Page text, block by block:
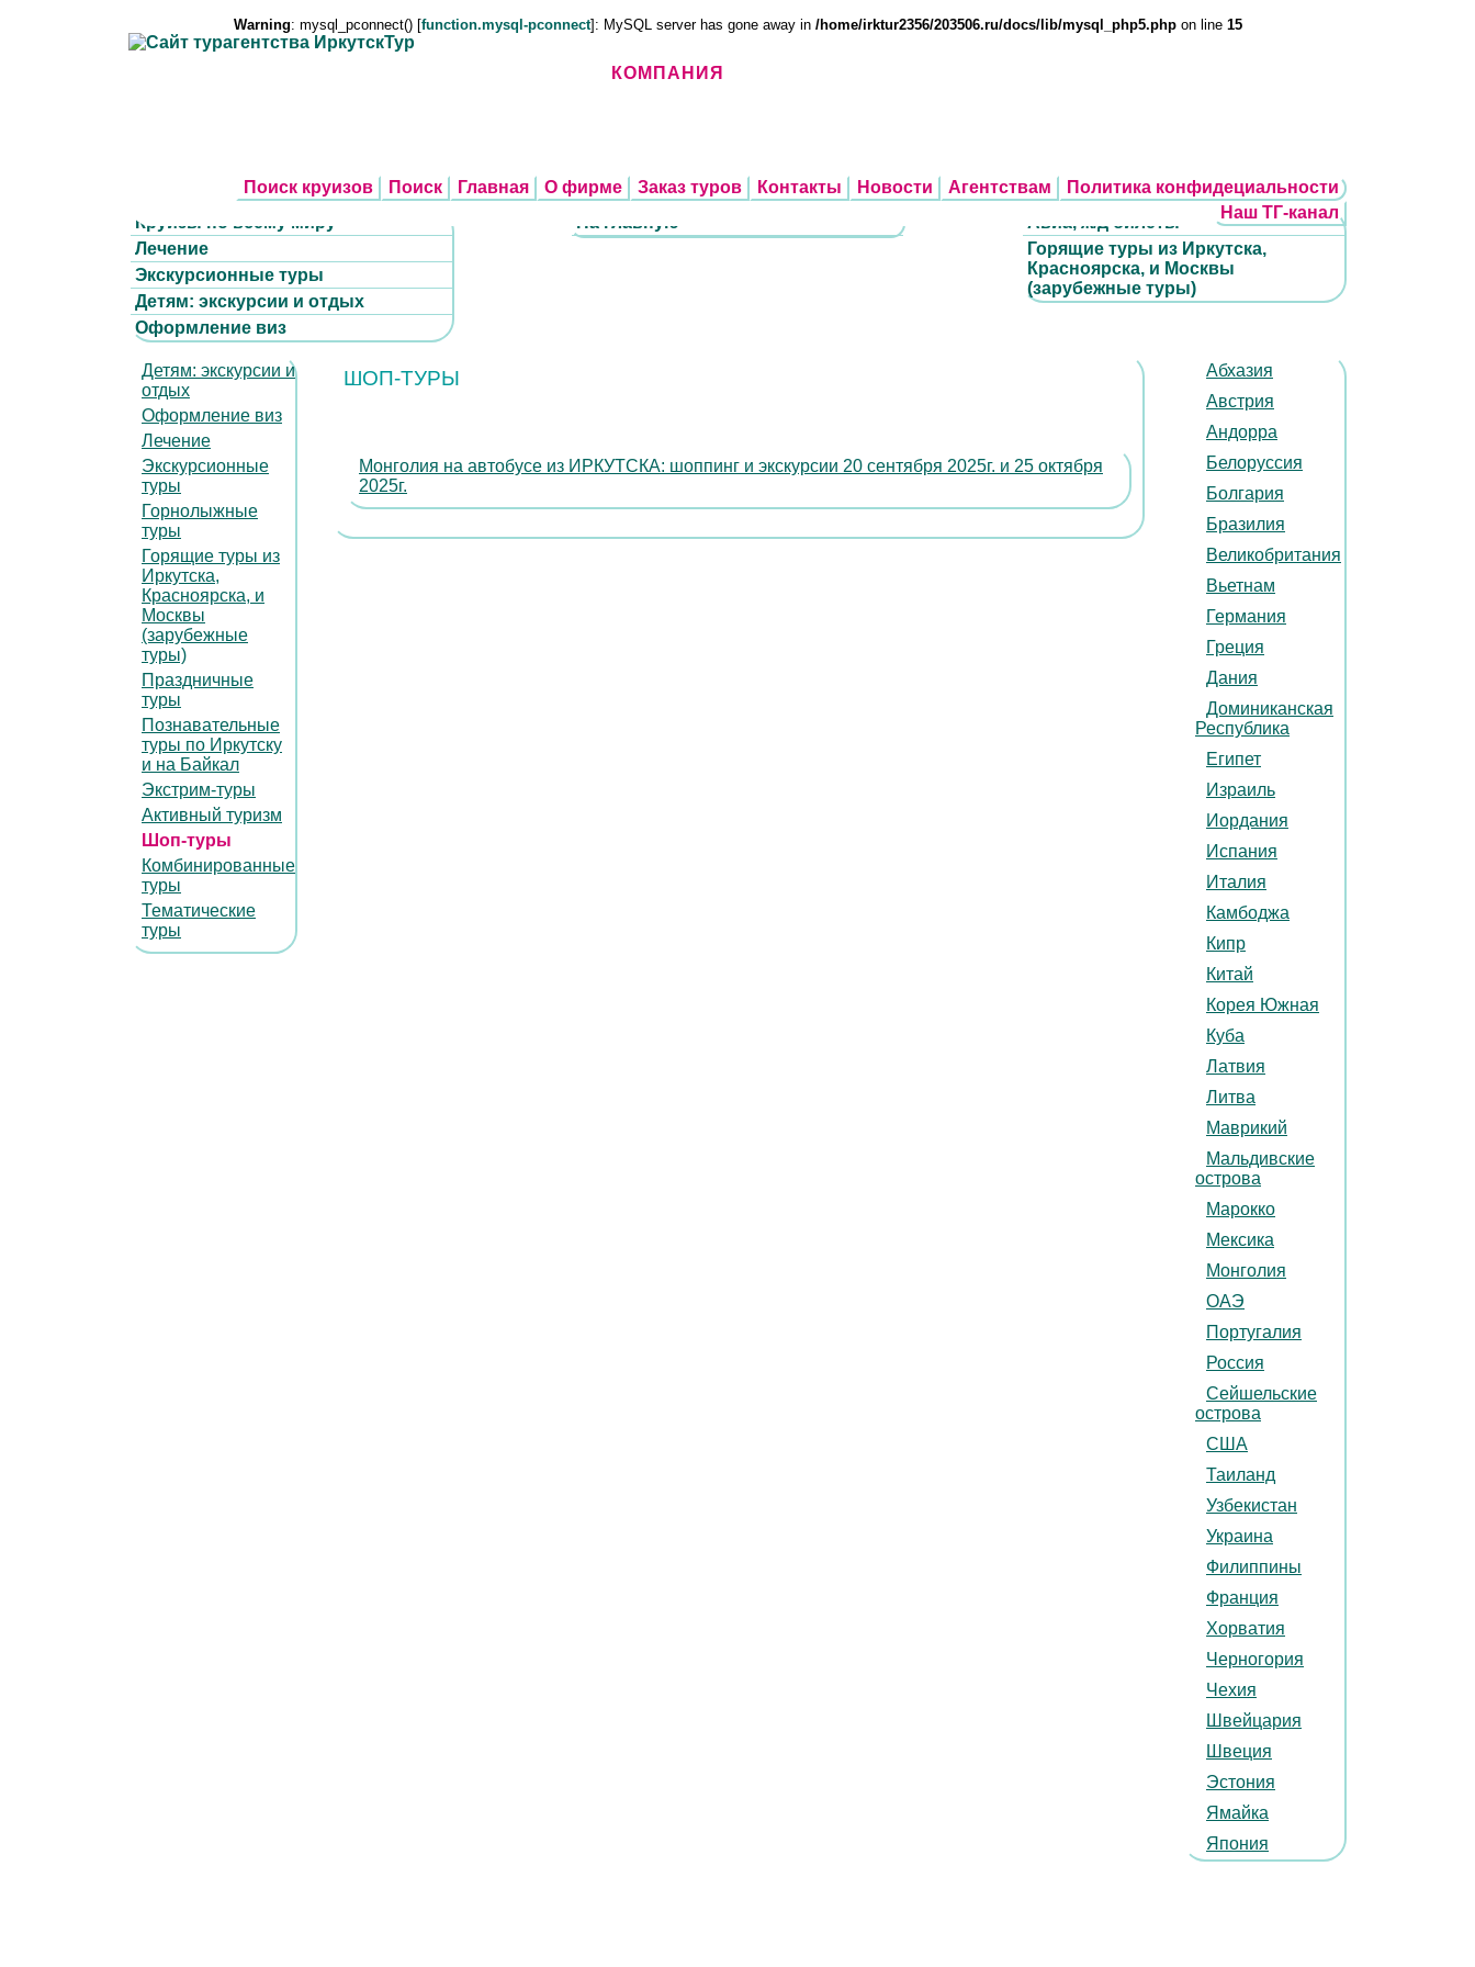
Warning: mysql_pconnect() [function.mysql-pconnect]: MySQL server has gone away in /home/irktur2356/203506.ru/docs/lib/mysql_php5.phpon line 15
КОМПАНИЯ
Политика конфидециальности
Агентствам
Новости
Контакты
Заказ туров
О фирме
Главная
Поиск
Поиск круизов
Наш ТГ-канал
Круизы по всему миру
Лечение
Экскурсионные туры
Детям: экскурсии и отдых
Оформление виз
На главную
Авиа, ж/д билеты
Горящие туры из Иркутска,
Красноярска, и Москвы
(зарубежные туры)
Абхазия
Австрия
Андорра
Белоруссия
Болгария
Бразилия
Великобритания
Вьетнам
Германия
Греция
Дания
Доминиканская
Республика
Египет
Израиль
Иордания
Испания
Италия
Камбоджа
Кипр
Китай
Корея Южная
Куба
Латвия
Литва
Маврикий
Мальдивские
острова
Марокко
Мексика
Монголия
ОАЭ
Португалия
Россия
Сейшельские
острова
США
Таиланд
Узбекистан
Украина
Филиппины
Франция
Хорватия
Черногория
Чехия
Швейцария
Швеция
Эстония
Ямайка
Япония
ШОП-ТУРЫ
Монголия на автобусе из ИРКУТСКА: шоппинг и экскурсии 20 сентября 2025г. и 25 октября
2025г.
Детям: экскурсии и
отдых
Оформление виз
Лечение
Экскурсионные
туры
Горнолыжные
туры
Горящие туры из
Иркутска,
Красноярска, и
Москвы
(зарубежные
туры)
Праздничные
туры
Познавательные
туры по Иркутску
и на Байкал
Экстрим-туры
Активный туризм
Шоп-туры
Комбинированные
туры
Тематические
туры